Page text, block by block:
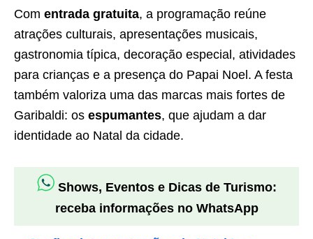
Com entrada gratuita, a programação reúne
atrações culturais, apresentações musicais,
gastronomia típica, decoração especial, atividades
para crianças e a presença do Papai Noel. A festa
também valoriza uma das marcas mais fortes de
Garibaldi: os espumantes, que ajudam a dar
identidade ao Natal da cidade.
Shows, Eventos e Dicas de Turismo:
receba informações no WhatsApp